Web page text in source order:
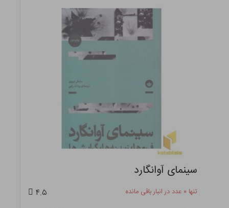
سینمای آوانگارد
تنها ۰ عدد در انبار باقی مانده ۴.۵